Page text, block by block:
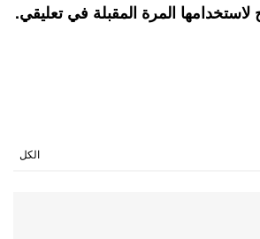
المرة المقبلة في تعليقي.
الكل